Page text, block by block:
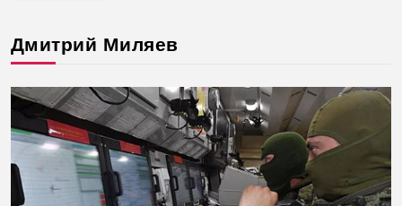
Дмитрий Миляев